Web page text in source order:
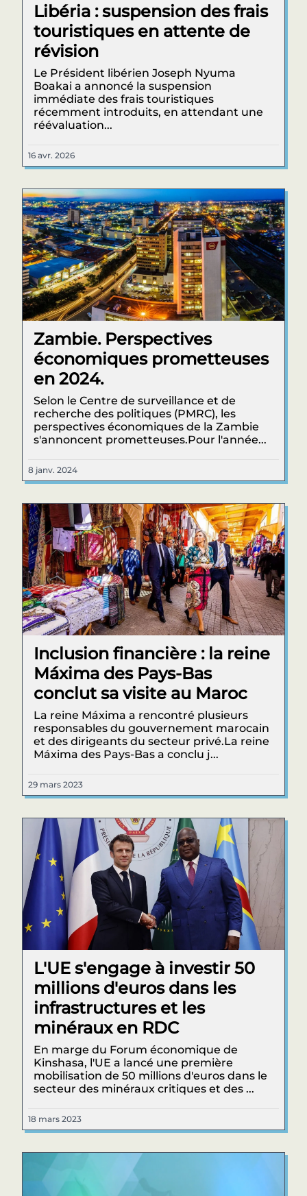
Libéria : suspension des frais
touristiques en attente de
révision
Le Président libérien Joseph Nyuma
Boakai a annoncé la suspension
immédiate des frais touristiques
récemment introduits, en attendant une
réévaluation...
16 avr. 2026
Zambie. Perspectives
économiques prometteuses
en 2024.
Selon le Centre de surveillance et de
recherche des politiques (PMRC), les
perspectives économiques de la Zambie
s'annoncent prometteuses.Pour l'année...
8 janv. 2024
Inclusion financière : la reine
Máxima des Pays-Bas
conclut sa visite au Maroc
La reine Máxima a rencontré plusieurs
responsables du gouvernement marocain
et des dirigeants du secteur privé.La reine
Máxima des Pays-Bas a conclu j...
29 mars 2023
L'UE s'engage à investir 50
millions d'euros dans les
infrastructures et les
minéraux en RDC
En marge du Forum économique de
Kinshasa, l'UE a lancé une première
mobilisation de 50 millions d'euros dans le
secteur des minéraux critiques et des ...
18 mars 2023